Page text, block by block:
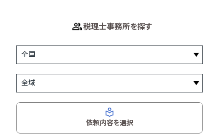
税理士事務所を探す
依頼内容を選択